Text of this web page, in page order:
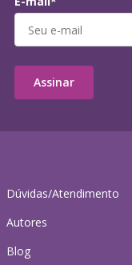
Dúvidas/Atendimento
Autores
Blog
Assinar